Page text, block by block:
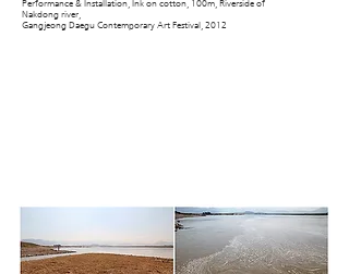
Performance & Installation, Ink on cotton, 100m, Riverside of
Nakdong river,
Gangjeong Daegu Contemporary Art Festival, 2012